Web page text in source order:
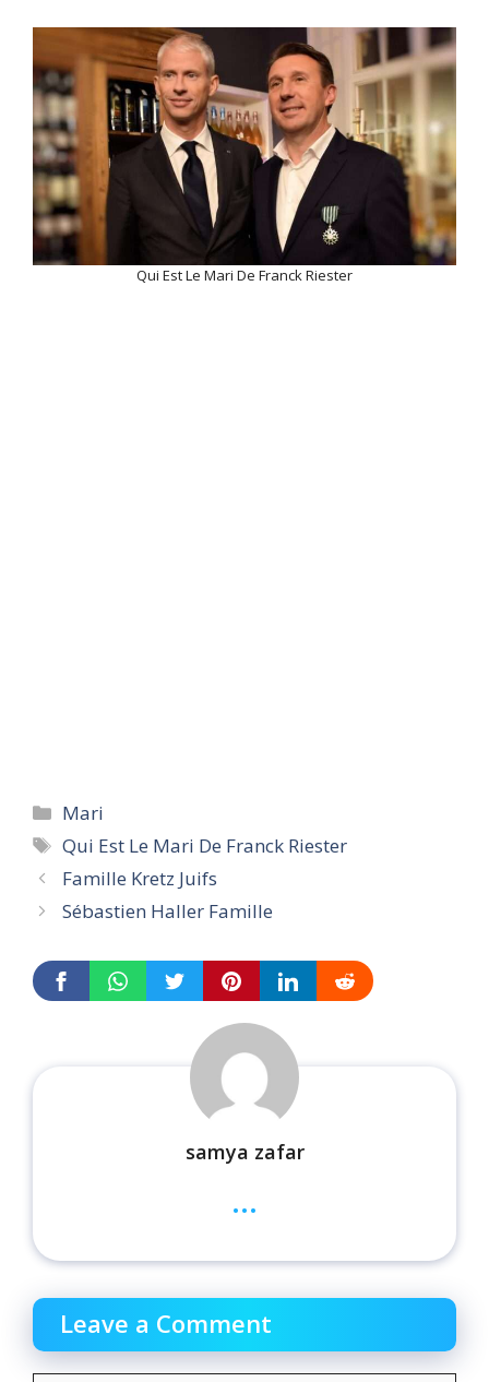
Qui Est Le Mari De Franck Riester
Categories
Mari
Tags
Qui Est Le Mari De Franck Riester
Famille Kretz Juifs
Sébastien Haller Famille
samya zafar
...
Leave a Comment